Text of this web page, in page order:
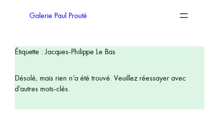
Galerie Paul Prouté
Étiquette :Jacques-Philippe Le Bas
Désolé, mais rien n’a été trouvé. Veuillez réessayer avec
d’autres mots-clés.